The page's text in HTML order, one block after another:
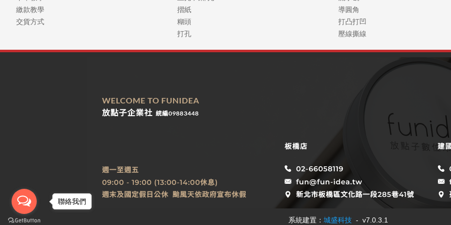
繳款教學
交貨方式
摺紙
糊頭
打孔
導圓角
打凸打凹
壓線撕線
系統建置： 城盛科技 - v7.0.3.1
聯絡我們